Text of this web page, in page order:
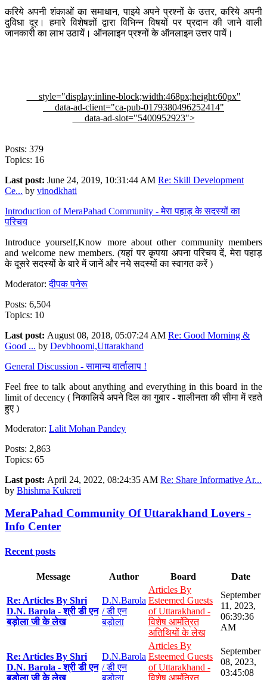
करिये अपनी शंकाओं का समाधान, पाइये अपने प्रश्नों के उत्तर, करिये अपनी
दुविधा दूर। हमारे विशेषज्ञों द्वारा विभिन्न विषयों पर प्रदान की जाने वाली
जानकारी का लाभ उठायें। ऑनलाइन प्रश्नों के ऑनलाइन उत्तर पायें।
style="display:inline-block;width:468px;height:60px"
data-ad-client="ca-pub-0179380496252414"
data-ad-slot="5400952923">
Posts: 379
Topics: 16
Last post: June 24, 2019, 10:31:44 AM Re: Skill Development
Ce... by vinodkhati
Introduction of MeraPahad Community - मेरा पहाड़ के सदस्यों का
परिचय
Introduce yourself,Know more about other community members
and welcome new members. (यहां पर कृपया अपना परिचय दें, मेरा पहाड़
के दूसरे सदस्यों के बारे में जानें और नये सदस्यों का स्वागत करें )
Moderator:दीपक पनेरू
Posts: 6,504
Topics: 10
Last post: August 08, 2018, 05:07:24 AM Re: Good Morning &
Good ... by Devbhoomi,Uttarakhand
General Discussion - सामान्य वार्तालाप !
Feel free to talk about anything and everything in this board in the
limit of decency ( निकालिये अपने दिल का गुबार - शालीनता की सीमा में रहते
हुए )
Moderator: Lalit Mohan Pandey
Posts: 2,863
Topics: 65
Last post: April 24, 2022, 08:24:35 AM Re: Share Informative Ar...
by Bhishma Kukreti
MeraPahad Community Of Uttarakhand Lovers -
Info Center
Recent posts
Message Author Board Date
Re: Articles By Shri
D.N. Barola - श्री डी एन
बड़ोला जी के लेख
D.N.Barola
/ डी एन
बड़ोला
Articles By
Esteemed Guests
of Uttarakhand -
विशेष आमंत्रित
अतिथियों के लेख
September
11, 2023,
06:39:36
AM
Re: Articles By Shri
D.N. Barola - श्री डी एन
बड़ोला जी के लेख
D.N.Barola
/ डी एन
बड़ोला
Articles By
Esteemed Guests
of Uttarakhand -
विशेष आमंत्रित
September
08, 2023,
03:45:08